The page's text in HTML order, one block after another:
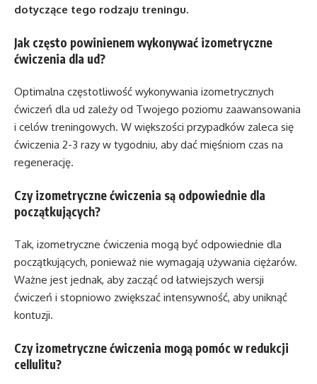
dotyczące tego rodzaju treningu.
Jak często powinienem wykonywać izometryczne
ćwiczenia dla ud?
Optimalna częstotliwość wykonywania izometrycznych
ćwiczeń dla ud zależy od Twojego poziomu zaawansowania
i celów treningowych. W większości przypadków zaleca się
ćwiczenia 2-3 razy w tygodniu, aby dać mięśniom czas na
regenerację.
Czy izometryczne ćwiczenia są odpowiednie dla
początkujących?
Tak, izometryczne ćwiczenia mogą być odpowiednie dla
początkujących, ponieważ nie wymagają używania ciężarów.
Ważne jest jednak, aby zacząć od łatwiejszych wersji
ćwiczeń i stopniowo zwiększać intensywność, aby uniknąć
kontuzji.
Czy izometryczne ćwiczenia mogą pomóc w redukcji
cellulitu?